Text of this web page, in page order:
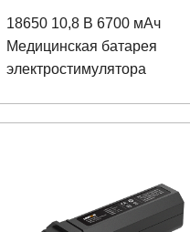
18650 10,8 В 6700 мАч
Медицинская батарея
электростимулятора